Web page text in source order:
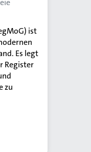
ist
Es legt
Register
zu